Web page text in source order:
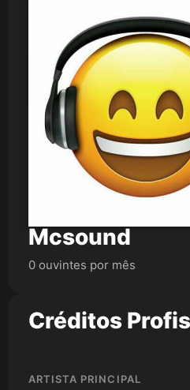
Mcsound
0 ouvintes por mês
Créditos
ARTISTA PRINCIPAL